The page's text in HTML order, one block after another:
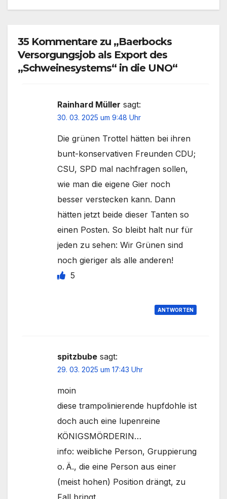
35 Kommentare zu „Baerbocks
Versorgungsjob als Export des
„Schweinesystems“ in die UNO“
Rainhard Müller sagt:
30. 03. 2025 um 9:48 Uhr
Die grünen Trottel hätten bei ihren
bunt-konservativen Freunden CDU;
CSU, SPD mal nachfragen sollen,
wie man die eigene Gier noch
besser verstecken kann. Dann
hätten jetzt beide dieser Tanten so
einen Posten. So bleibt halt nur für
jeden zu sehen: Wir Grünen sind
noch gieriger als alle anderen!
5
ANTWORTEN
spitzbube sagt:
29. 03. 2025 um 17:43 Uhr
moin
diese trampolinierende hupfdohle ist
doch auch eine lupenreine
KÖNIGSMÖRDERIN…
info: weibliche Person, Gruppierung
o. Ä., die eine Person aus einer
(meist hohen) Position drängt, zu
Fall bringt.